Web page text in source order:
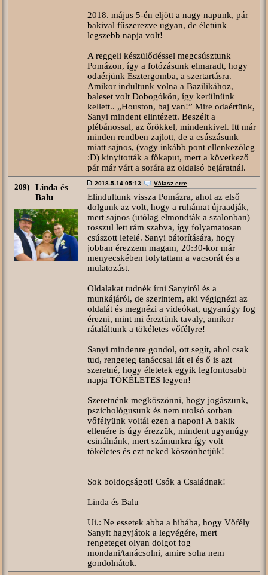
2018. május 5-én eljött a nagy napunk, pár
bakival fűszerezve ugyan, de életünk
legszebb napja volt!
A reggeli készülődéssel megcsúsztunk
Pomázon, így a fotózásunk elmaradt, hogy
odaérjünk Esztergomba, a szertartásra.
Amikor indultunk volna a Bazilikához,
baleset volt Dobogókőn, így kerülnünk
kellett.. „Houston, baj van!” Mire odaértünk,
Sanyi mindent elintézett. Beszélt a
plébánossal, az őrökkel, mindenkivel. Itt már
minden rendben zajlott, de a csúszásunk
miatt sajnos, (vagy inkább pont ellenkezőleg
:D) kinyitották a főkaput, mert a következő
pár már várt a sorára az oldalsó bejáratnál.
209)
Linda és
Balu
2018-5-14 05:13 Válasz erre
Elindultunk vissza Pomázra, ahol az első
dolgunk az volt, hogy a ruhámat újraadják,
mert sajnos (utólag elmondták a szalonban)
rosszul lett rám szabva, így folyamatosan
csúszott lefelé. Sanyi bátorítására, hogy
jobban érezzem magam, 20:30-kor már
menyecskében folytattam a vacsorát és a
mulatozást.
Oldalakat tudnék írni Sanyiról és a
munkájáról, de szerintem, aki végignézi az
oldalát és megnézi a videókat, ugyanúgy fog
érezni, mint mi éreztünk tavaly, amikor
rátaláltunk a tökéletes vőfélyre!
Sanyi mindenre gondol, ott segít, ahol csak
tud, rengeteg tanáccsal lát el és ő is azt
szeretné, hogy életetek egyik legfontosabb
napja TÖKÉLETES legyen!
Szeretnénk megköszönni, hogy jogászunk,
pszichológusunk és nem utolsó sorban
vőfélyünk voltál ezen a napon! A bakik
ellenére is úgy érezzük, mindent ugyanúgy
csinálnánk, mert számunkra így volt
tökéletes és ezt neked köszönhetjük!
Sok boldogságot! Csók a Családnak!
Linda és Balu
Ui.: Ne essetek abba a hibába, hogy Vőfély
Sanyit hagyjátok a legvégére, mert
rengeteget olyan dolgot fog
mondani/tanácsolni, amire soha nem
gondolnátok.